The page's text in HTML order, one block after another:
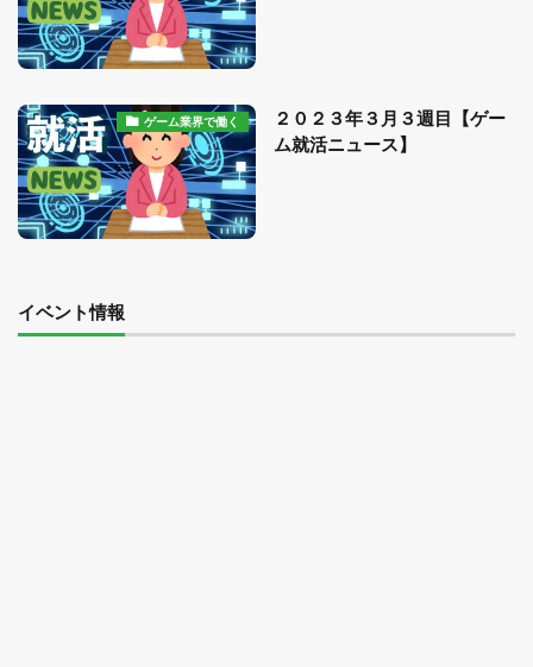
ゲーム業界で働く
２０２３年３月３週目【ゲー
ム就活ニュース】
イベント情報